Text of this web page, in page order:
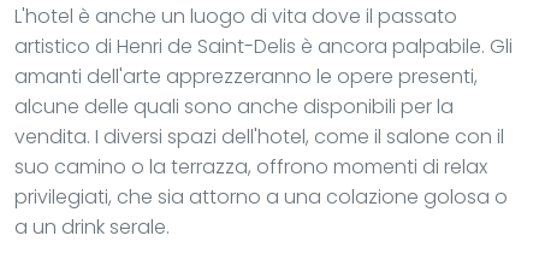
L'hotel è anche un luogo di vita dove il passato
artistico di Henri de Saint-Delis è ancora palpabile. Gli
amanti dell'arte apprezzeranno le opere presenti,
alcune delle quali sono anche disponibili per la
vendita. I diversi spazi dell'hotel, come il salone con il
suo camino o la terrazza, offrono momenti di relax
privilegiati, che sia attorno a una colazione golosa o
a un drink serale.